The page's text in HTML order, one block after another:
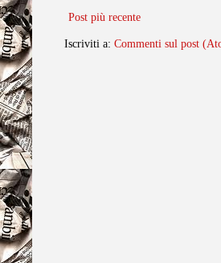
Post più recente
Iscriviti a: Commenti sul post